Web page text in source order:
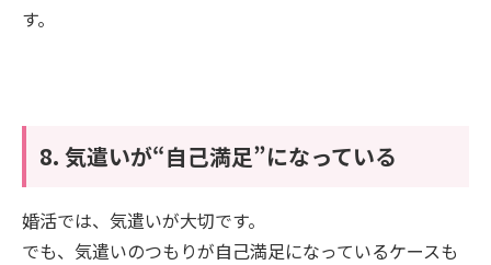
す。
8. 気遣いが“自己満足”になっている
婚活では、気遣いが大切です。
でも、気遣いのつもりが自己満足になっているケースも